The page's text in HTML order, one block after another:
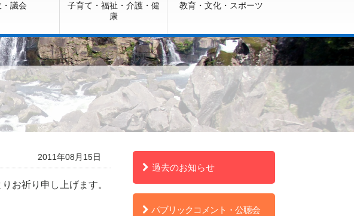
議会
子育て・福祉・介護・健
康
教育・文化・スポーツ
2011年08月15日
お祈り申し上げます。
過去のお知らせ
パブリックコメント・公聴会